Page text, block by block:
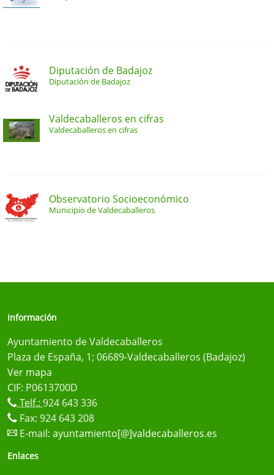
Diputación de Badajoz
Diputación de Badajoz
Valdecaballeros en cifras
Valdecaballeros en cifras
Observatorio Socioeconómico
Municipio de Valdecaballeros
Información
Ayuntamiento de Valdecaballeros
Plaza de España, 1; 06689-Valdecaballeros (Badajoz)
Ver mapa
CIF: P0613700D
Telf.: 924 643 336
Fax: 924 643 208
E-mail: ayuntamiento[@]valdecaballeros.es
Enlaces